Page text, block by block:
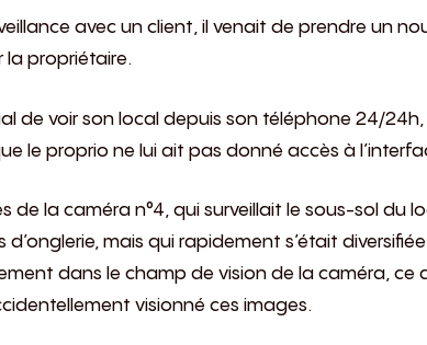
avec un client, il venait de prendre un
la propriétaire.
de voir son local depuis son téléphone 24/
le proprio ne lui ait pas donné accès à
de la caméra n°4, qui surveillait le sous-sol du
mais qui rapidement s’était
dans le champ de vision de la caméra, ce
visionné ces images.